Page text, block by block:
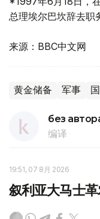
总理埃尔巴坎辞去职
来源：BBC中文网
黄金储备 军事
без
编译
19:51, 07 8月 2026
叙利亚大马士